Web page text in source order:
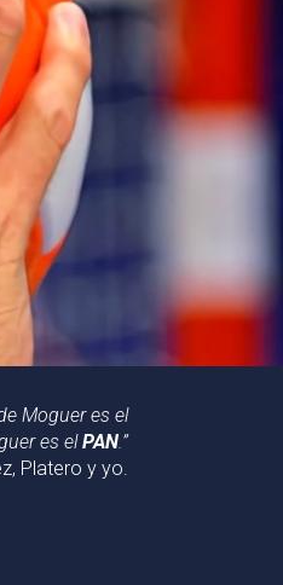
Moguer es el
es elPAN.”
Platero y yo.